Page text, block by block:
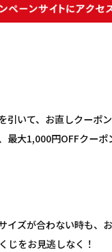
いて、お直しクーポ
大1,000円OFFクーポ
イズが合わない時も、
じをお見逃しなく！